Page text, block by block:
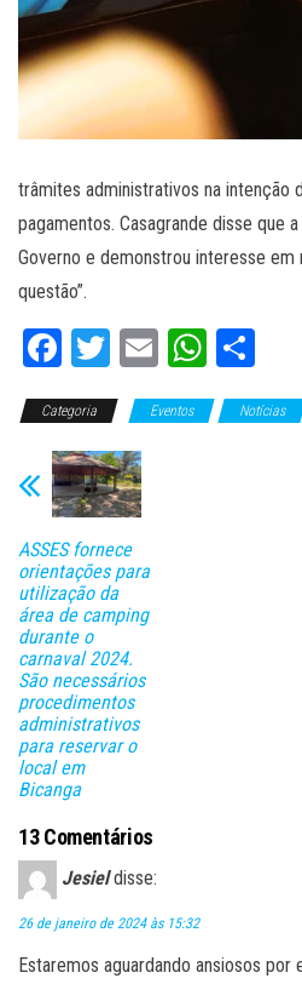
trâmites administrativos na intenção
pagamentos. Casagrande disse que
Governo e demonstrou interesse
questão”.
Fa
bo
ok
T
tt
er
E
ail
W
ts m
Categoria Eventos Notícias
ASSES fornece
orientações para
utilização da
área de camping
durante o
carnaval 2024.
São necessários
procedimentos
administrativos
para reservar o
local em
Bicanga
13 Comentários
Jesiel disse:
26 de janeiro de 2024 às 15:32
Estaremos aguardando ansiosos por